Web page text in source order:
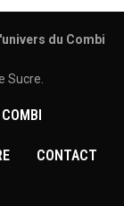
du Combi
Sucre.
CONTACT